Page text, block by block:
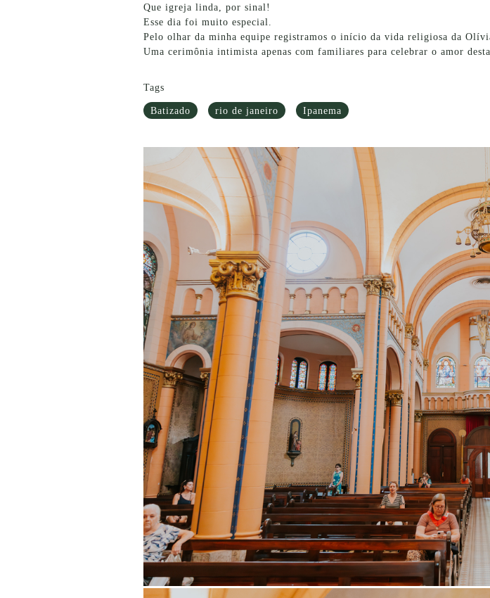
Que igreja linda, por sinal!
Esse dia foi muito especial.
Pelo olhar da minha equipe registramos o início da vida religiosa da
Uma cerimônia intimista apenas com familiares para celebrar o amor
Tags
Batizado rio de janeiro Ipanema